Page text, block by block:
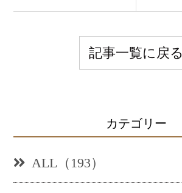
記事一覧に戻る
カテゴリー
ALL（193）